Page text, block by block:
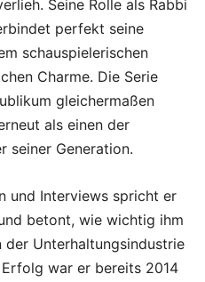
Seine Rolle als Rabbi
perfekt seine
schauspielerischen
Charme. Die Serie
gleichermaßen
als einen der
seiner Generation.
und Interviews spricht er
betont, wie wichtig ihm
der Unterhaltungsindustrie
war er bereits 2014